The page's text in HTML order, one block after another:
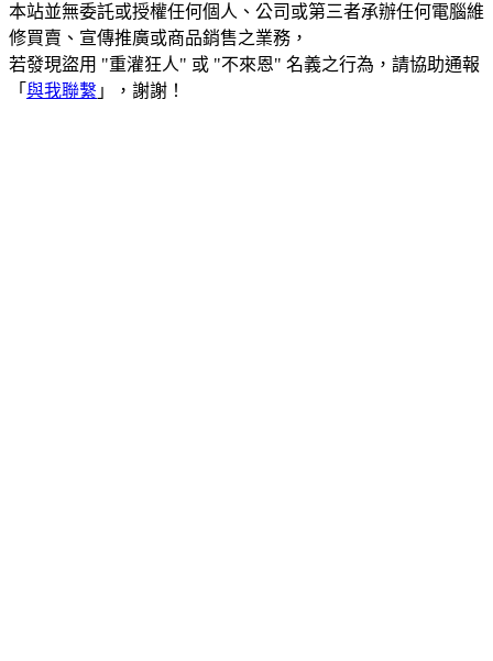
本站並無委託或授權任何個人、公司或第三者承辦任何電腦維
修買賣、宣傳推廣或商品銷售之業務，
若發現盜用 "重灌狂人" 或 "不來恩" 名義之行為，請協助通報
「 與我聯繫 」，謝謝！